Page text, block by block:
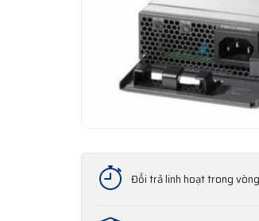
Đổi trả linh hoạt trong